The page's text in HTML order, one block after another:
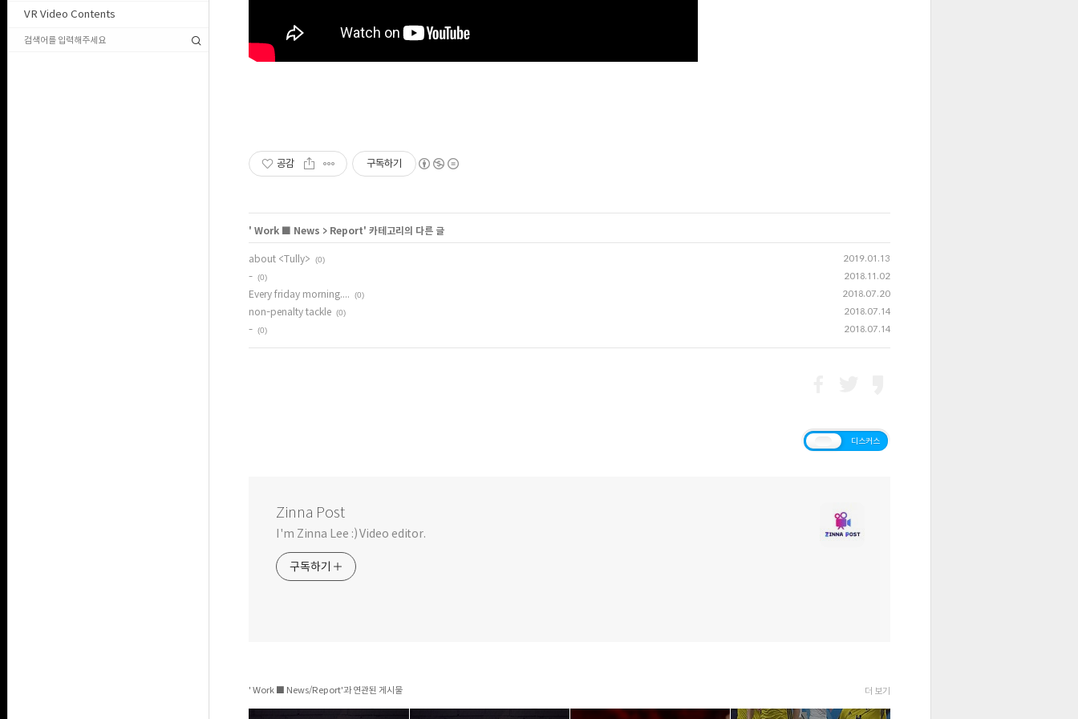
VR Video Contents
공감 구독하기
' Work ■ News > Report' 카테고리의 다른 글
about <Tully> (0) 2019.01.13
- (0) 2018.11.02
Every friday morning.... (0) 2018.07.20
non-penalty tackle (0) 2018.07.14
- (0) 2018.07.14
디스커스
Zinna Post
I'm Zinna Lee :) Video editor.
구독하기
' Work ■ News/Report'과 연관된 게시물 더 보기